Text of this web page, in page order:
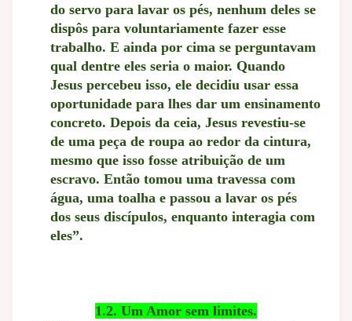
do servo para lavar os pés, nenhum deles se
dispôs para voluntariamente fazer esse
trabalho. E ainda por cima se perguntavam
qual dentre eles seria o maior. Quando
Jesus percebeu isso, ele decidiu usar essa
oportunidade para lhes dar um ensinamento
concreto. Depois da ceia, Jesus revestiu-se
de uma peça de roupa ao redor da cintura,
mesmo que isso fosse atribuição de um
escravo. Então tomou uma travessa com
água, uma toalha e passou a lavar os pés
dos seus discípulos, enquanto interagia com
eles”.
1.2. Um Amor sem limites.